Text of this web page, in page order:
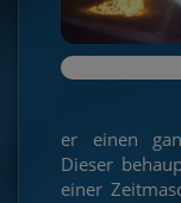
er einen
Dieser
einer